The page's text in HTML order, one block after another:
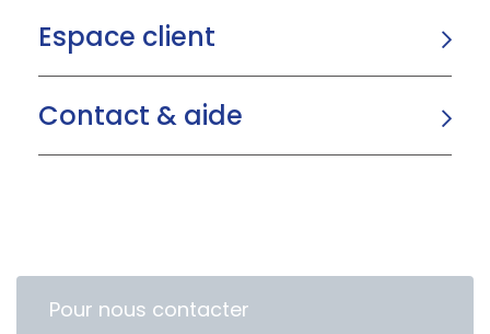
Espace client
Contact & aide
Pour nous contacter